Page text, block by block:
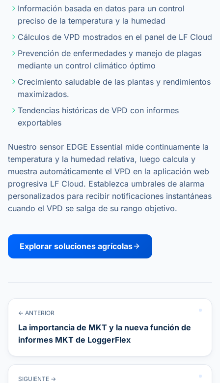
Información basada en datos para un control
preciso de la temperatura y la humedad
Cálculos de VPD mostrados en el panel de LF Cloud
Prevención de enfermedades y manejo de plagas
mediante un control climático óptimo
Crecimiento saludable de las plantas y rendimientos
maximizados.
Tendencias históricas de VPD con informes
exportables
Nuestro sensor EDGE Essential mide continuamente la
temperatura y la humedad relativa, luego calcula y
muestra automáticamente el VPD en la aplicación web
progresiva LF Cloud. Establezca umbrales de alarma
personalizados para recibir notificaciones instantáneas
cuando el VPD se salga de su rango objetivo.
Explorar soluciones agrícolas
← ANTERIOR
La importancia de MKT y la nueva función de
informes MKT de LoggerFlex
SIGUIENTE →